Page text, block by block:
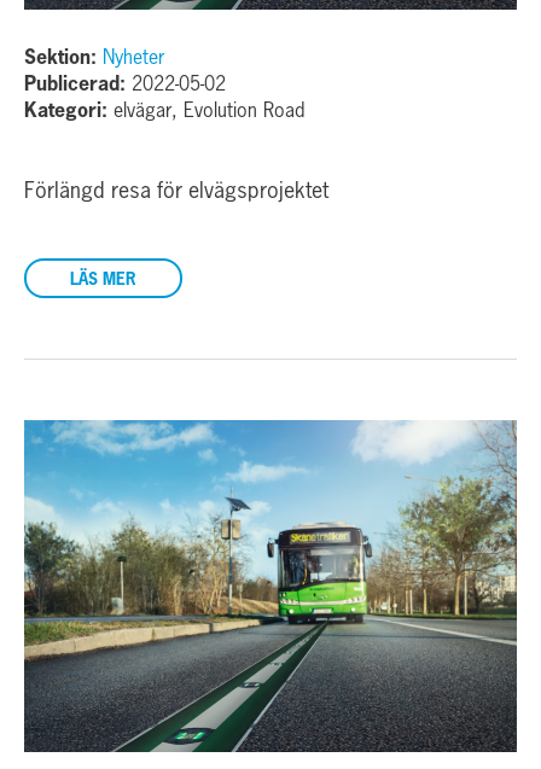
Sektion: Nyheter
Publicerad: 2022-05-02
Kategori: elvägar, Evolution Road
Förlängd resa för elvägsprojektet
LÄS MER